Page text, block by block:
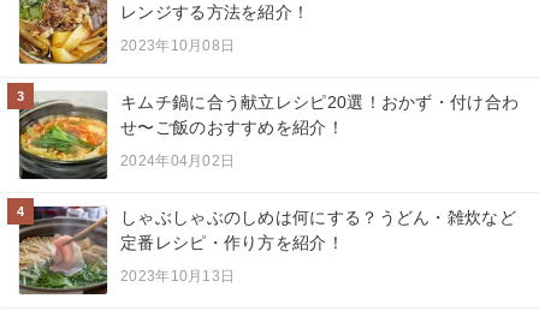
レンジする方法を紹介！
2023年10月08日
3
キムチ鍋に合う献立レシピ20選！おかず・付け合わ
せ〜ご飯のおすすめを紹介！
2024年04月02日
4
しゃぶしゃぶのしめは何にする？うどん・雑炊など
定番レシピ・作り方を紹介！
2023年10月13日